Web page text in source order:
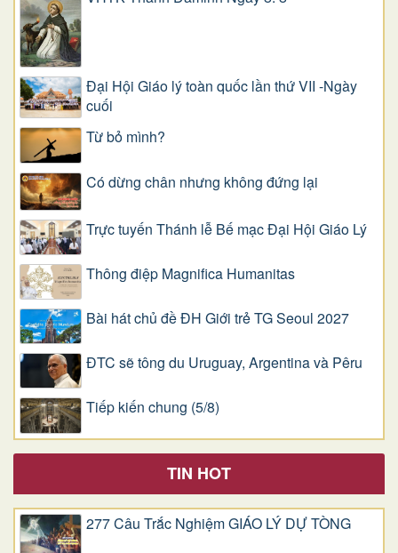
Đại Hội Giáo lý toàn quốc lần thứ VII -Ngày
cuối
Từ bỏ mình?
Có dừng chân nhưng không đứng lại
Trực tuyến Thánh lễ Bế mạc Đại Hội Giáo Lý
Thông điệp Magnifica Humanitas
Bài hát chủ đề ĐH Giới trẻ TG Seoul 2027
ĐTC sẽ tông du Uruguay, Argentina và Pêru
Tiếp kiến chung (5/8)
TIN HOT
277 Câu Trắc Nghiệm GIÁO LÝ DỰ TÒNG